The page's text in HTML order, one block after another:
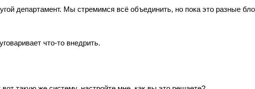
департамент. Мы стремимся всё объединить, но пока это разные
что-то внедрить.